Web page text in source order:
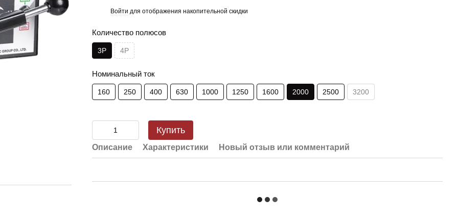
Войти для отображения накопительной скидки
Количество полюсов
3Р 4Р
Номинальный ток
160 250 400 630 1000 1250 1600 2000 2500 3200
Купить
Описание Характеристики Новый отзыв или комментарий